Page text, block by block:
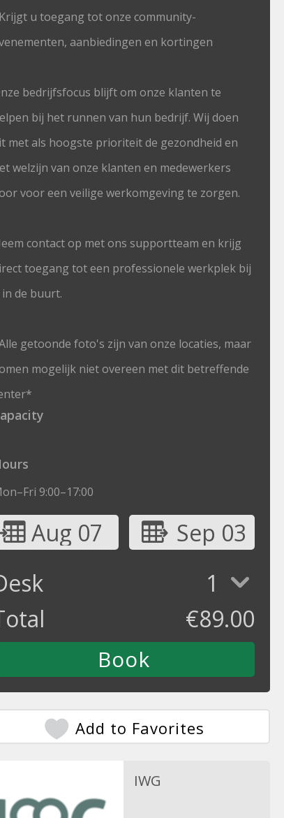
Krijgt u toegang tot onze community-
aanbiedingen en kortingen
bedrijfsfocus blijft om onze klanten te
bij het runnen van hun bedrijf. Wij doen
met als hoogste prioriteit de gezondheid en
welzijn van onze klanten en medewerkers
voor een veilige werkomgeving te zorgen.
contact op met ons supportteam en krijg
toegang tot een professionele werkplek bij
in de buurt.
getoonde foto's zijn van onze locaties, maar
mogelijk niet overeen met dit betreffende
9:00–17:00
Aug 07
Sep 03
1
€89.00
Add to Favorites
IWG